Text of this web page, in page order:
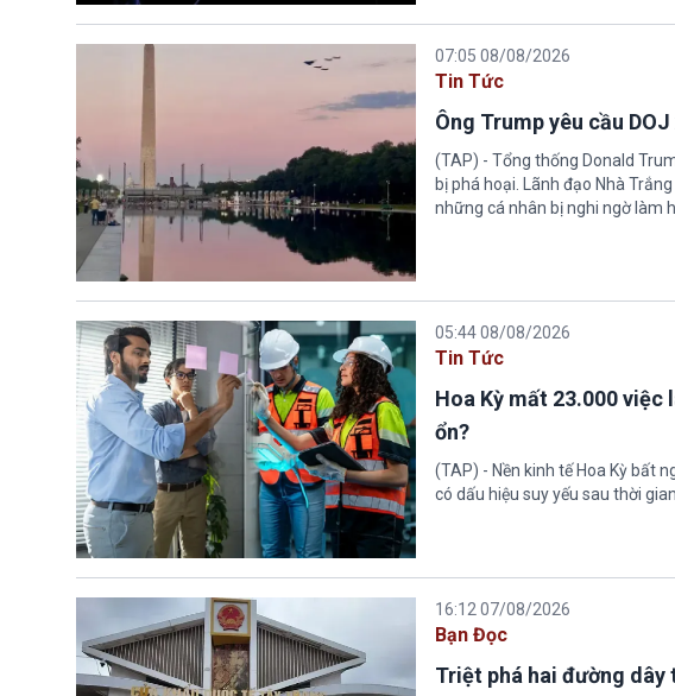
07:05 08/08/2026
Tin Tức
Ông Trump yêu cầu
(TAP) - Tổng thống Donald
bị phá hoại. Lãnh đạo Nhà
những cá nhân bị nghi ngờ làm
05:44 08/08/2026
Tin Tức
Hoa Kỳ mất 23.000
ổn?
(TAP) - Nền kinh tế Hoa Kỳ bất
có dấu hiệu suy yếu sau thời
16:12 07/08/2026
Bạn Đọc
Triệt phá hai đường